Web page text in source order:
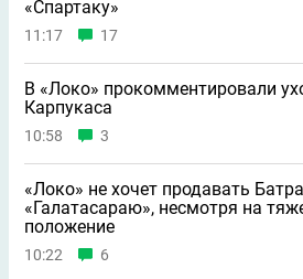
«Спартаку»
11:17 17
В «Локо» прокомментировали
Карпукаса
10:58 3
«Локо» не хочет продавать
«Галатасараю», несмотря на
положение
10:22 6